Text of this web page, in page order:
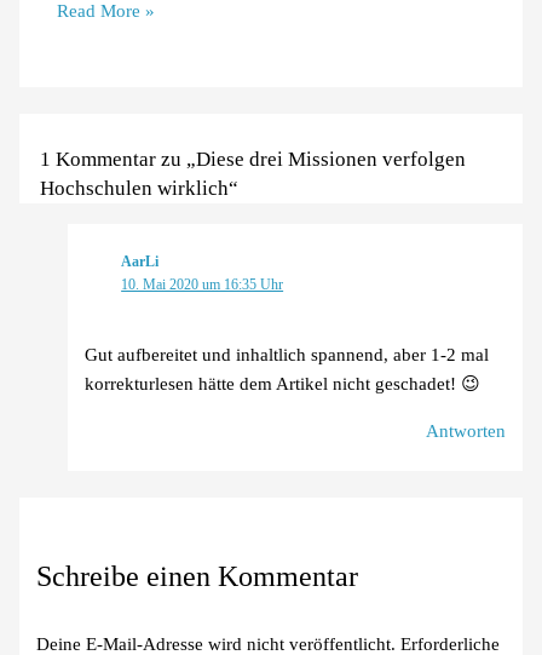
Read More »
1 Kommentar zu „Diese drei Missionen verfolgen
Hochschulen wirklich“
AarLi
10. Mai 2020 um 16:35 Uhr
Gut aufbereitet und inhaltlich spannend, aber 1-2 mal
korrekturlesen hätte dem Artikel nicht geschadet! 😉
Antworten
Schreibe einen Kommentar
Deine E-Mail-Adresse wird nicht veröffentlicht. Erforderliche